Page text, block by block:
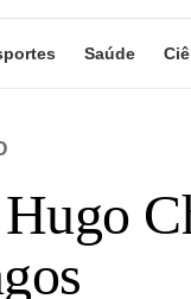
Saúde